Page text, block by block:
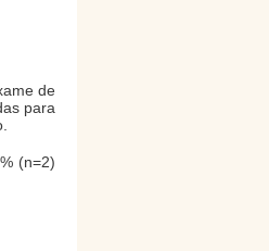
de
para
(n=2)